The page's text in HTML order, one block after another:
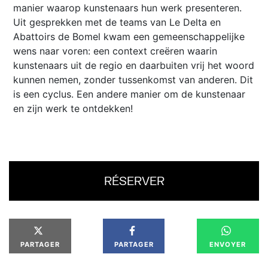
manier waarop kunstenaars hun werk presenteren.
Uit gesprekken met de teams van Le Delta en
Abattoirs de Bomel kwam een gemeenschappelijke
wens naar voren: een context creëren waarin
kunstenaars uit de regio en daarbuiten vrij het woord
kunnen nemen, zonder tussenkomst van anderen. Dit
is een cyclus. Een andere manier om de kunstenaar
en zijn werk te ontdekken!
RÉSERVER
PARTAGER PARTAGER ENVOYER